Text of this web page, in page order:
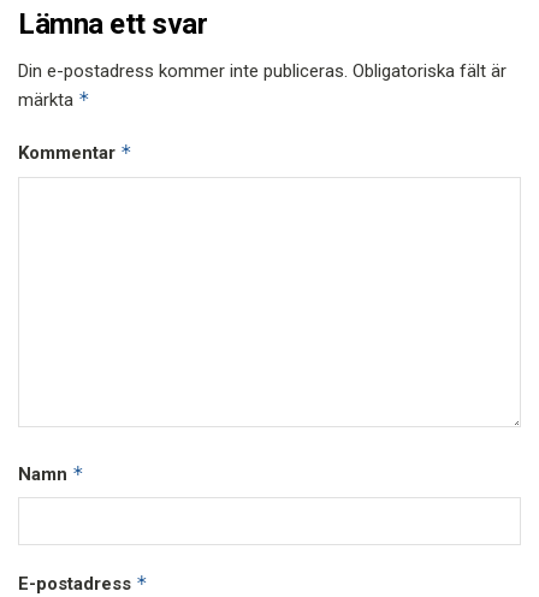
Lämna ett svar
Din e-postadress kommer inte publiceras. Obligatoriska fält är
märkta *
Kommentar *
Namn *
E-postadress *